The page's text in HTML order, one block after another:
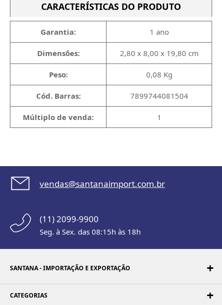
CARACTERÍSTICAS DO PRODUTO
Garantia: 1 ano
Dimensões: 2,80 x 8,00 x 19,80 cm
Peso: 0,08 Kg
Cód. Barras: 7899744081504
Múltiplo de venda: 1
vendas@santanaimport.com.br
(11) 2099-9900
Seg. à Sex. das 08:15h às 18h
SANTANA - IMPORTAÇÃO E EXPORTAÇÃO
CATEGORIAS